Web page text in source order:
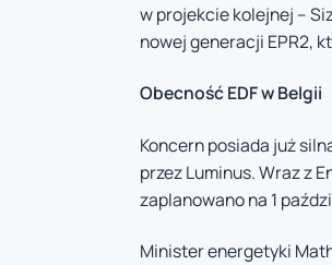
w projekcie kolejnej –
nowej generacji EPR2,
Obecność EDF w Belgii
Koncern posiada już
przez Luminus. Wraz z
zaplanowano na 1
Minister energetyki